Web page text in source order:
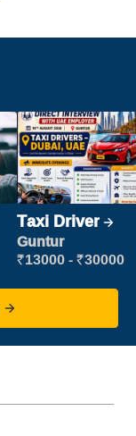
Taxi Driver
Guntur
₹13000 - ₹30000